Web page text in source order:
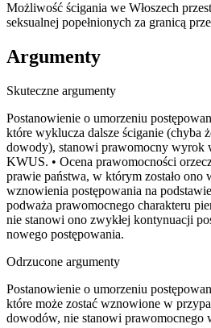
Możliwość ścigania we Włoszech
seksualnej popełnionych za granicą
Argumenty
Skuteczne argumenty
Postanowienie o umorzeniu
które wyklucza dalsze ściganie (chyba
dowody), stanowi prawomocny wyrok
KWUS. • Ocena prawomocności
prawie państwa, w którym zostało ono
wznowienia postępowania na
podważa prawomocnego charakteru
nie stanowi ono zwykłej kontynuacji
nowego postępowania.
Odrzucone argumenty
Postanowienie o umorzeniu
które może zostać wznowione w
dowodów, nie stanowi prawomocnego